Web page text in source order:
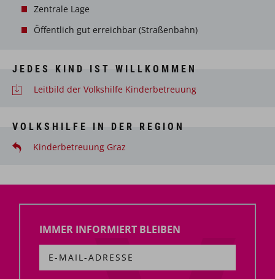
Zentrale Lage
Öffentlich gut erreichbar (Straßenbahn)
JEDES KIND IST WILLKOMMEN
Leitbild der Volkshilfe Kinderbetreuung
VOLKSHILFE IN DER REGION
Kinderbetreuung Graz
IMMER INFORMIERT BLEIBEN